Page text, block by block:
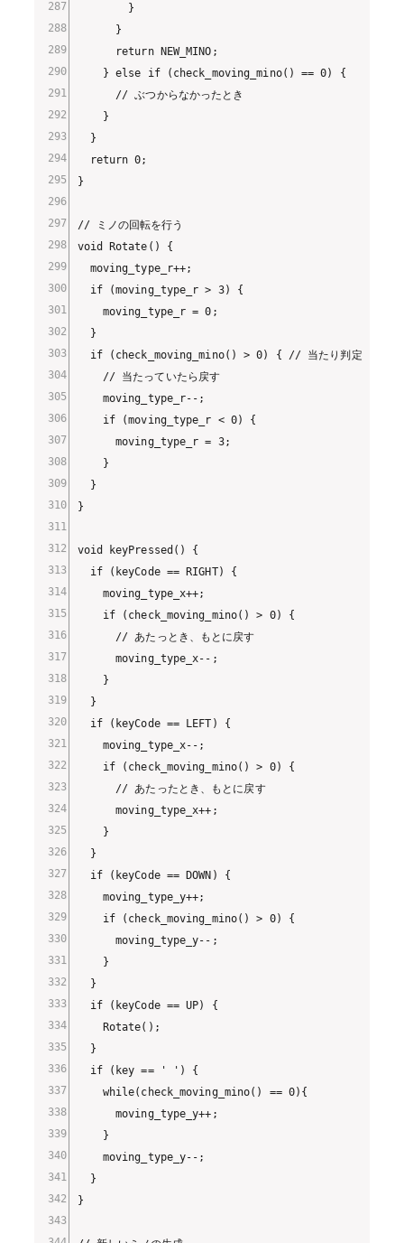
        }
      }
      return NEW_MINO;
    } else if (check_moving_mino() == 0) {
      // ぶつからなかったとき
    }
  }
  return 0;
}
// ミノの回転を行う
void Rotate() {
  moving_type_r++;
  if (moving_type_r > 3) {
    moving_type_r = 0;
  }
  if (check_moving_mino() > 0) { // 当たり判定
    // 当たっていたら戻す
    moving_type_r--;
    if (moving_type_r < 0) {
      moving_type_r = 3;
    }
  }
}
void keyPressed() {
  if (keyCode == RIGHT) {
    moving_type_x++;
    if (check_moving_mino() > 0) {
      // あたっとき、もとに戻す
      moving_type_x--;
    }
  }
  if (keyCode == LEFT) {
    moving_type_x--;
    if (check_moving_mino() > 0) {
      // あたったとき、もとに戻す
      moving_type_x++;
    }
  }
  if (keyCode == DOWN) {
    moving_type_y++;
    if (check_moving_mino() > 0) {
      moving_type_y--;
    }
  }
  if (keyCode == UP) {
    Rotate();
  }
  if (key == ' ') {
    while(check_moving_mino() == 0){
      moving_type_y++;
    }
    moving_type_y--;
  }
}